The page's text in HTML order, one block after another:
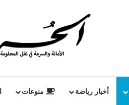
أخبار رياضة منوعات